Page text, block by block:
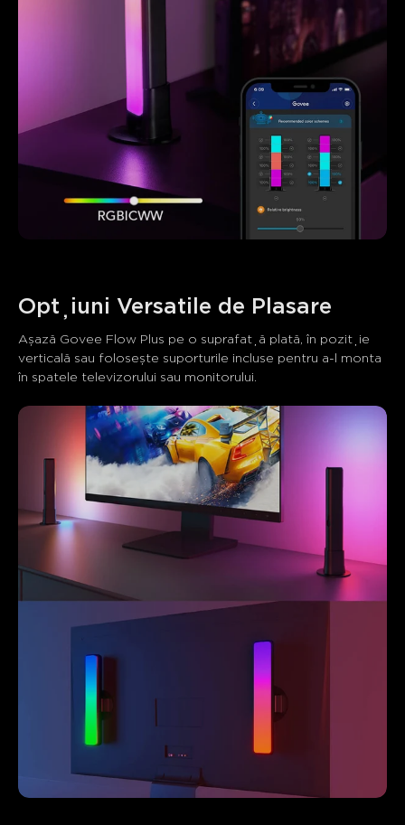
Opțiuni Versatile de Plasare
Așază Govee Flow Plus pe o suprafață plată, în poziție
verticală sau folosește suporturile incluse pentru a-l monta
în spatele televizorului sau monitorului.